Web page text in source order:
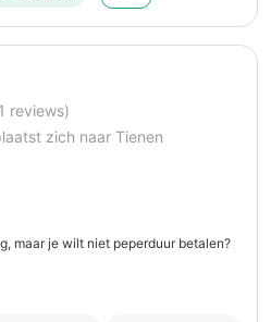
reviews)
zich naar Tienen
maar je wilt niet peperduur betalen?